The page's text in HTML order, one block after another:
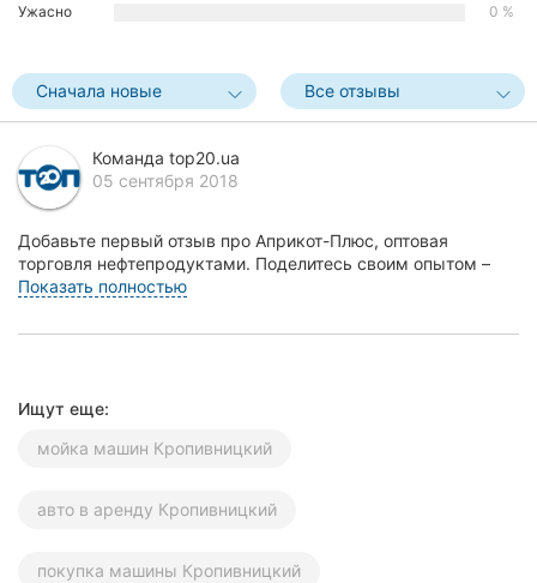
Харьков
Днепр
Львов
Кривой
Рог
Николаев
Херсон
Чернигов
Ужасно
0 %
Сначала новые Все отзывы
Команда top20.ua
05 сентября 2018
Добавьте первый отзыв про Априкот-Плюс, оптовая
торговля нефтепродуктами. Поделитесь своим опытом –
что Вам понравилось, а что нет! Это поможет други...
Показать полностью
Ищут еще:
мойка машин Кропивницкий
авто в аренду Кропивницкий
покупка машины Кропивницкий